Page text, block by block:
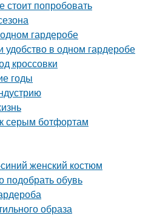
попробовать
гардеробе
в одном гардеробе
кроссовки
годы
серым ботфортам
женский костюм
подобрать обувь
образа